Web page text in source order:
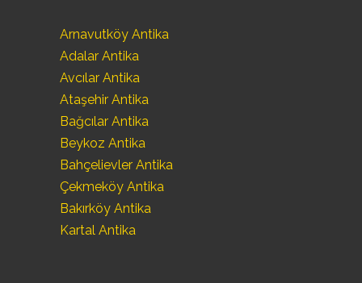
Arnavutköy Antika
Adalar Antika
Avcılar Antika
Ataşehir Antika
Bağcılar Antika
Beykoz Antika
Bahçelievler Antika
Çekmeköy Antika
Bakırköy Antika
Kartal Antika